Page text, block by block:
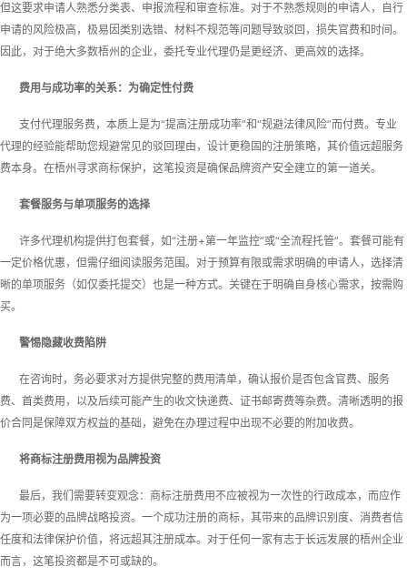
但这要求申请人熟悉分类表、申报流程和审查标准。对于不熟悉规则的申请人，自行
申请的风险极高，极易因类别选错、材料不规范等问题导致驳回，损失官费和时间。
因此，对于绝大多数梧州的企业，委托专业代理仍是更经济、更高效的选择。
费用与成功率的关系：为确定性付费
支付代理服务费，本质上是为“提高注册成功率”和“规避法律风险”而付费。专业
代理的经验能帮助您规避常见的驳回理由，设计更稳固的注册策略，其价值远超服务
费本身。在梧州寻求商标保护，这笔投资是确保品牌资产安全建立的第一道关。
套餐服务与单项服务的选择
许多代理机构提供打包套餐，如“注册+第一年监控”或“全流程托管”。套餐可能有
一定价格优惠，但需仔细阅读服务范围。对于预算有限或需求明确的申请人，选择清
晰的单项服务（如仅委托提交）也是一种方式。关键在于明确自身核心需求，按需购
买。
警惕隐藏收费陷阱
在咨询时，务必要求对方提供完整的费用清单，确认报价是否包含官费、服务
费、首类费用，以及后续可能产生的收文快递费、证书邮寄费等杂费。清晰透明的报
价合同是保障双方权益的基础，避免在办理过程中出现不必要的附加收费。
将商标注册费用视为品牌投资
最后，我们需要转变观念：商标注册费用不应被视为一次性的行政成本，而应作
为一项必要的品牌战略投资。一个成功注册的商标，其带来的品牌识别度、消费者信
任度和法律保护价值，将远超其注册成本。对于任何一家有志于长远发展的梧州企业
而言，这笔投资都是不可或缺的。